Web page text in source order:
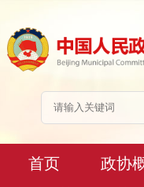
首页 政协